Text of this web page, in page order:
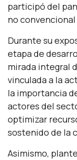
participó del
no convencional
Durante su
etapa de
mirada integral
vinculada a la
la importancia
actores del
optimizar
sostenido de la
Asimismo,